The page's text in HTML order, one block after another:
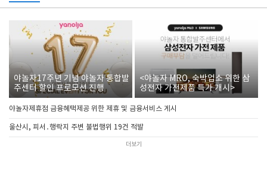
야놀자17주년 기념 야놀자 통합발
주센터 할인 프로모션 진행
<야놀자 MRO, 숙박업소 위한 삼
성전자 가전제품 특가 개시>
야놀자제휴점 금융혜택제공 위한 제휴 및 금융서비스 게시
울산시, 피서․행락지 주변 불법행위 19건 적발
더보기